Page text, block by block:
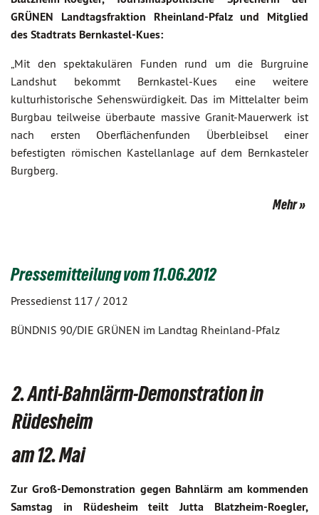
GRÜNEN Landtagsfraktion Rheinland-Pfalz und Mitglied
des Stadtrats Bernkastel-Kues:
„Mit den spektakulären Funden rund um die Burgruine
Landshut bekommt Bernkastel-Kues eine weitere
kulturhistorische Sehenswürdigkeit. Das im Mittelalter beim
Burgbau teilweise überbaute massive Granit-Mauerwerk ist
nach ersten Oberflächenfunden Überbleibsel einer
befestigten römischen Kastellanlage auf dem Bernkasteler
Burgberg.
Mehr
Pressemitteilung vom 11.06.2012
Pressedienst 117 / 2012
BÜNDNIS 90/DIE GRÜNEN im Landtag Rheinland-Pfalz
2. Anti-Bahnlärm-Demonstration in
Rüdesheim
am 12. Mai
Zur Groß-Demonstration gegen Bahnlärm am kommenden
Samstag in Rüdesheim teilt Jutta Blatzheim-Roegler,